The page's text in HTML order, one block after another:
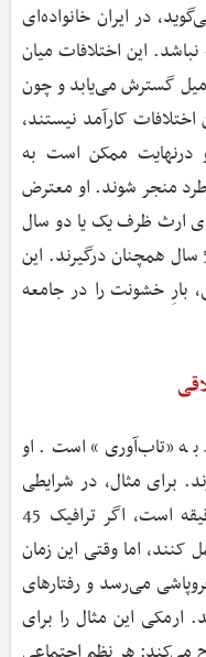
در ایران خانواده‌ای
این اختلافات میان
گسترش می‌یابد و چون
کارآمد نیستند،
درنهایت ممکن است به
منجر شوند. او معترض
ارث ظرف یک یا دو سال
حل می‌شوند، اما در ایران افراد برای 50 سال همچنان درگیرند. این
بارِ خشونت را در جامعه
«تاب‌آوری» است. او
برای مثال، در شرایطی
که مسیر تهران تا کرج معمولاً 30 دقیقه است، اگر ترافیک 45
اما وقتی این زمان
می‌رسد و رفتارهای
ارمکی این مثال را برای